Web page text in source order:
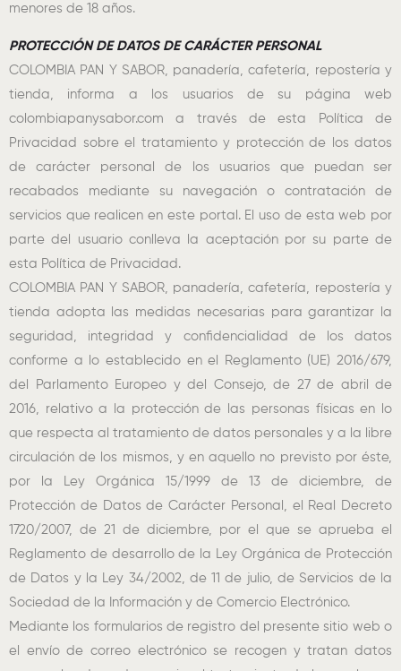
menores de 18 años.
PROTECCIÓN DE DATOS DE CARÁCTER PERSONAL
COLOMBIA PAN Y SABOR, panadería, cafetería, repostería y
tienda, informa a los usuarios de su página web
colombiapanysabor.com a través de esta Política de
Privacidad sobre el tratamiento y protección de los datos
de carácter personal de los usuarios que puedan ser
recabados mediante su navegación o contratación de
servicios que realicen en este portal. El uso de esta web por
parte del usuario conlleva la aceptación por su parte de
esta Política de Privacidad.
COLOMBIA PAN Y SABOR, panadería, cafetería, repostería y
tienda adopta las medidas necesarias para garantizar la
seguridad, integridad y confidencialidad de los datos
conforme a lo establecido en el Reglamento (UE) 2016/679,
del Parlamento Europeo y del Consejo, de 27 de abril de
2016, relativo a la protección de las personas físicas en lo
que respecta al tratamiento de datos personales y a la libre
circulación de los mismos, y en aquello no previsto por éste,
por la Ley Orgánica 15/1999 de 13 de diciembre, de
Protección de Datos de Carácter Personal, el Real Decreto
1720/2007, de 21 de diciembre, por el que se aprueba el
Reglamento de desarrollo de la Ley Orgánica de Protección
de Datos y la Ley 34/2002, de 11 de julio, de Servicios de la
Sociedad de la Información y de Comercio Electrónico.
Mediante los formularios de registro del presente sitio web o
el envío de correo electrónico se recogen y tratan datos